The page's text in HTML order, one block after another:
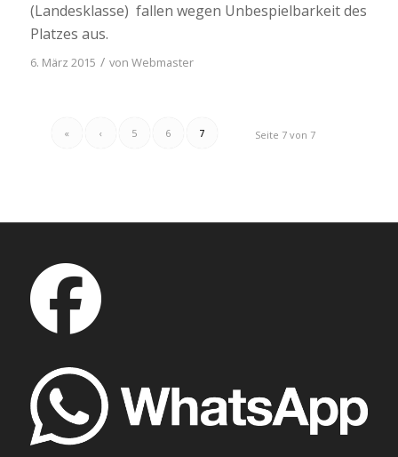
(Landesklasse) fallen wegen Unbespielbarkeit des
Platzes aus.
6. März 2015 / von Webmaster
Seite 7 von 7
« ‹ 5 6 7